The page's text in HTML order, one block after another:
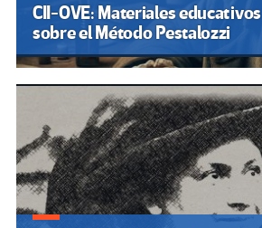
CII-OVE: Materiales educativos
sobre el Método Pestalozzi